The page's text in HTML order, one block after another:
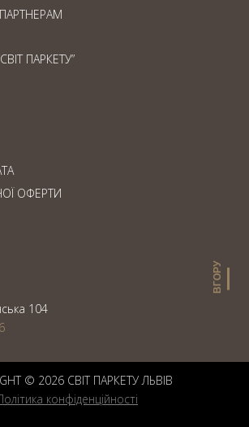
ПАРКЕТУ”
ОФЕРТИ
ВГОРУ
104
© 2026 СВIТ ПАРКЕТУ ЛЬВІВ
конфіденційності